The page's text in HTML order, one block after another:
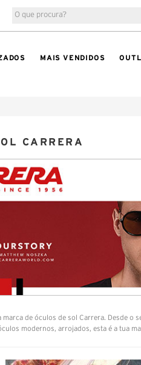
MAIS VENDIDOS
CARRERA
de óculos de sol Carrera. Desde o
modernos, arrojados, esta é a tua